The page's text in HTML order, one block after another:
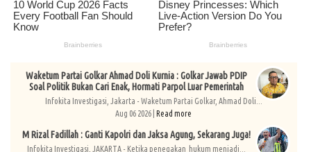
Waketum Partai Golkar Ahmad Doli Kurnia : Golkar Jawab PDIP
Soal Politik Bukan Cari Enak, Hormati Parpol Luar Pemerintah
Infokita Investigasi, Jakarta - Waketum Partai Golkar, Ahmad Doli...
Aug 06 2026 | Read more
M Rizal Fadillah : Ganti Kapolri dan Jaksa Agung, Sekarang Juga!
Infokita Investigasi, JAKARTA - Ketika penegakan hukum menjadi...